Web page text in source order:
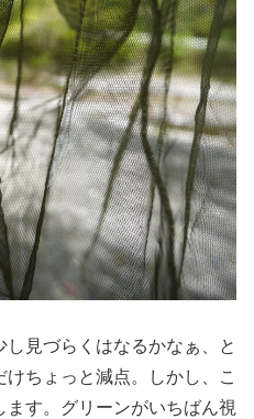
見づらくはなるかなぁ、と
ちょっと減点。しかし、こ
す。グリーンがいちばん視